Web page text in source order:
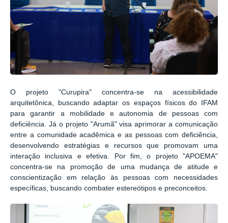
O projeto "Curupira" concentra-se na acessibilidade
arquitetônica, buscando adaptar os espaços físicos do IFAM
para garantir a mobilidade e autonomia de pessoas com
deficiência. Já o projeto "Arumã" visa aprimorar a comunicação
entre a comunidade acadêmica e as pessoas com deficiência,
desenvolvendo estratégias e recursos que promovam uma
interação inclusiva e efetiva. Por fim, o projeto "APOEMA"
concentra-se na promoção de uma mudança de atitude e
conscientização em relação às pessoas com necessidades
específicas, buscando combater estereótipos e preconceitos.